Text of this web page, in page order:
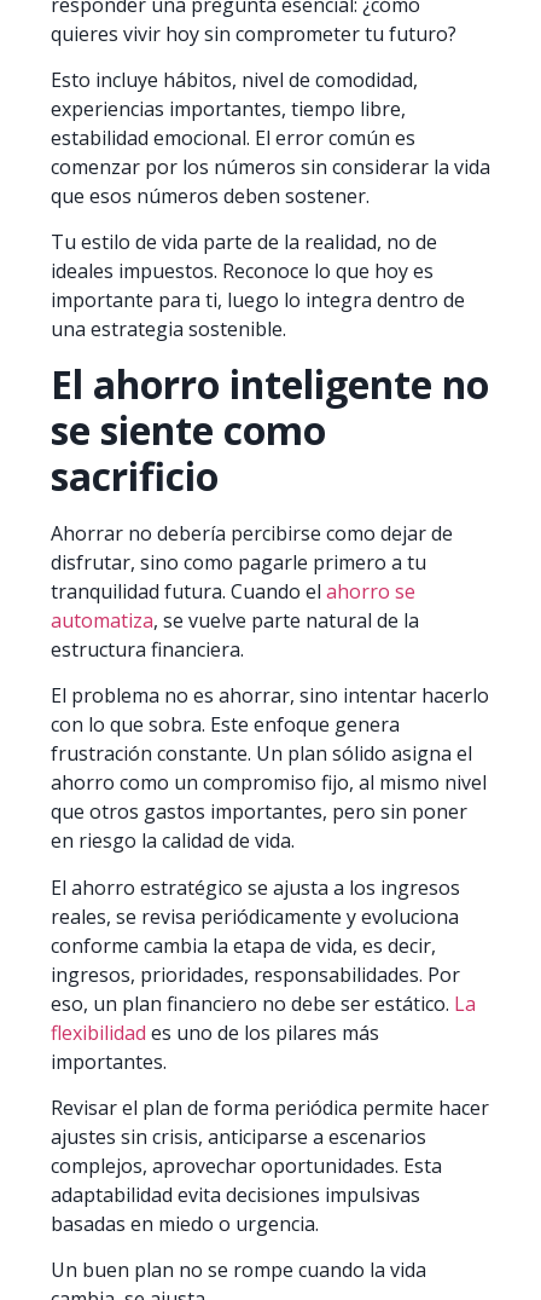
quieres vivir hoy sin comprometer tu futuro?
Esto incluye hábitos, nivel de comodidad,
experiencias importantes, tiempo libre,
estabilidad emocional. El error común es
comenzar por los números sin considerar la vida
que esos números deben sostener.
Tu estilo de vida parte de la realidad, no de
ideales impuestos. Reconoce lo que hoy es
importante para ti, luego lo integra dentro de
una estrategia sostenible.
El ahorro inteligente no
se siente como
sacrificio
Ahorrar no debería percibirse como dejar de
disfrutar, sino como pagarle primero a tu
tranquilidad futura. Cuando el ahorro se
automatiza, se vuelve parte natural de la
estructura financiera.
El problema no es ahorrar, sino intentar hacerlo
con lo que sobra. Este enfoque genera
frustración constante. Un plan sólido asigna el
ahorro como un compromiso fijo, al mismo nivel
que otros gastos importantes, pero sin poner
en riesgo la calidad de vida.
El ahorro estratégico se ajusta a los ingresos
reales, se revisa periódicamente y evoluciona
conforme cambia la etapa de vida, es decir,
ingresos, prioridades, responsabilidades. Por
eso, un plan financiero no debe ser estático. La
flexibilidad es uno de los pilares más
importantes.
Revisar el plan de forma periódica permite hacer
ajustes sin crisis, anticiparse a escenarios
complejos, aprovechar oportunidades. Esta
adaptabilidad evita decisiones impulsivas
basadas en miedo o urgencia.
Un buen plan no se rompe cuando la vida